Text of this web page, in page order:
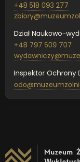
+48 518 093 277
Dział Naukowo-
+48 797 509 707
Inspektor Ochrony